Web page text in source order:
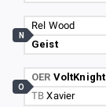
Rel Wood
Geist
N
OER VoltKnight
TBXavier
O